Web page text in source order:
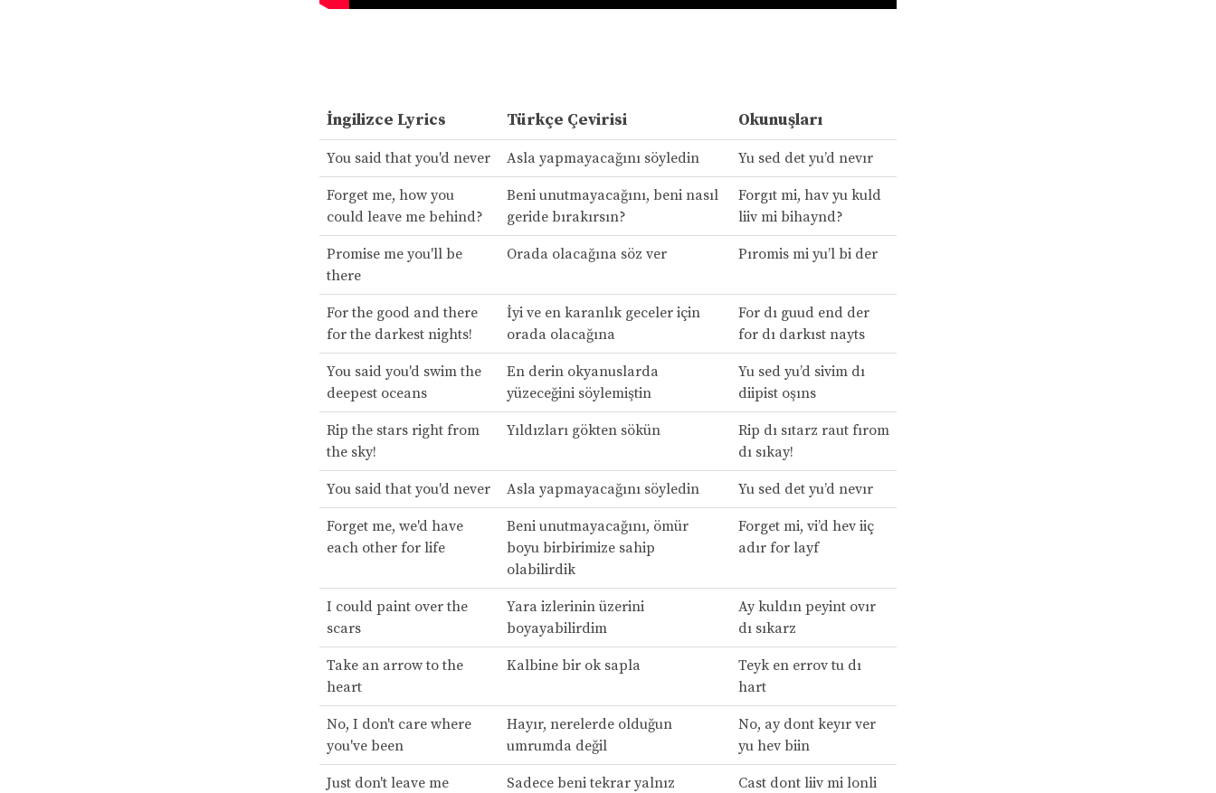
İngilizce Lyrics Türkçe Çevirisi Okunuşları
You said that you'd never Asla yapmayacağını söyledin Yu sed det yu’d nevır
Forget me, how you
could leave me behind?
Beni unutmayacağını, beni nasıl
geride bırakırsın?
Forgıt mi, hav yu kuld
liiv mi bihaynd?
Promise me you'll be
there
Orada olacağına söz ver Pıromis mi yu’l bi der
For the good and there
for the darkest nights!
İyi ve en karanlık geceler için
orada olacağına
For dı guud end der
for dı darkıst nayts
You said you'd swim the
deepest oceans
En derin okyanuslarda
yüzeceğini söylemiştin
Yu sed yu’d sivim dı
diipist oşıns
Rip the stars right from
the sky!
Yıldızları gökten sökün
Rip dı sıtarz raut fırom
dı sıkay!
You said that you'd never Asla yapmayacağını söyledin Yu sed det yu’d nevır
Forget me, we'd have
each other for life
Beni unutmayacağını, ömür
boyu birbirimize sahip
olabilirdik
Forget mi, vi’d hev iiç
adır for layf
I could paint over the
scars
Yara izlerinin üzerini
boyayabilirdim
Ay kuldın peyint ovır
dı sıkarz
Take an arrow to the
heart
Kalbine bir ok sapla
Teyk en errov tu dı
hart
No, I don't care where
you've been
Hayır, nerelerde olduğun
umrumda değil
No, ay dont keyır ver
yu hev biin
Just don't leave me
Sadece beni tekrar yalnız
Cast dont liiv mi lonli